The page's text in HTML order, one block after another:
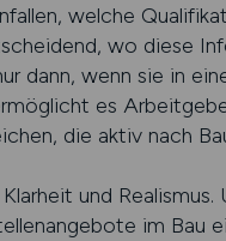
welche
wo diese
dann, wenn sie in
es
die aktiv nach
und
im Bau